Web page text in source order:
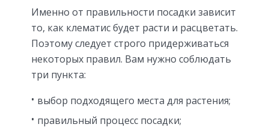
Именно от правильности посадки зависит
то, как клематис будет расти и расцветать.
Поэтому следует строго придерживаться
некоторых правил. Вам нужно соблюдать
три пункта:
выбор подходящего места для растения;
правильный процесс посадки;